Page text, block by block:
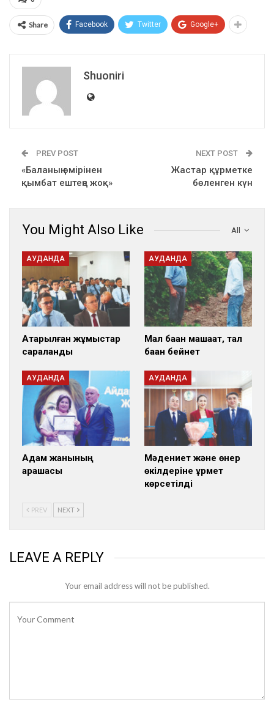
Share Facebook Twitter Google+
Shuoniri
PREV POST
«Баланың өмірінен
қымбат ештеңе жоқ»
NEXT POST
Жастар құрметке
бөленген күн
All
You Might Also Like
АУДАНДА
Атқарылған жұмыстар
сараланды
АУДАНДА
Мал баққан машақат, тал
баққан бейнет
АУДАНДА
Адам жанының
арашасы
АУДАНДА
Мәдениет және өнер
өкілдеріне құрмет
көрсетілді
PREV NEXT
LEAVE A REPLY
Your email address will not be published.